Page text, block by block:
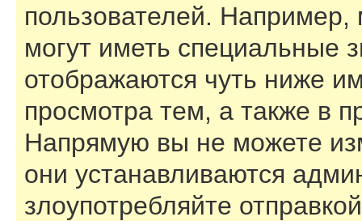
пользователей.
могут иметь специальные
отображаются чуть ниже
просмотра тем, а также в
Напрямую вы не можете
они устанавливаются
злоупотребляйте